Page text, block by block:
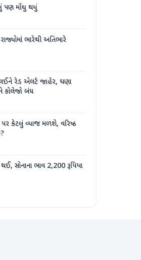
પણ મોંઘુ થયું
ભારેથી અતિભારે
રેડ એલર્ટ જાહેર, ઘણા
કોલેજો બંધ
પર કેટલું વ્યાજ મળશે, વરિષ્ઠ
સોનાના ભાવ 2,200 રૂપિયા